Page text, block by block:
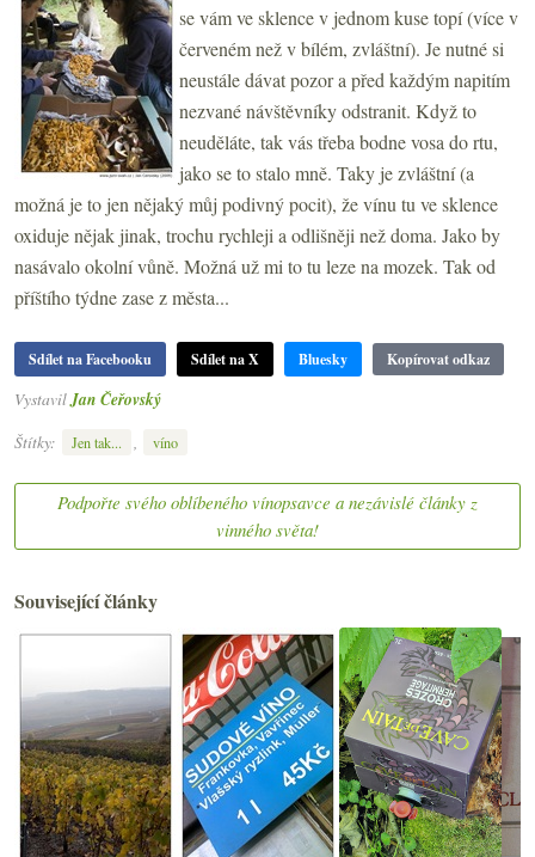
se vám ve sklence v jednom kuse topí (více v
červeném než v bílém, zvláštní). Je nutné si
neustále dávat pozor a před každým napitím
nezvané návštěvníky odstranit. Když to
neuděláte, tak vás třeba bodne vosa do rtu,
jako se to stalo mně. Taky je zvláštní (a
možná je to jen nějaký můj podivný pocit), že vínu tu ve sklence
oxiduje nějak jinak, trochu rychleji a odlišněji než doma. Jako by
nasávalo okolní vůně. Možná už mi to tu leze na mozek. Tak od
příštího týdne zase z města...
Sdílet na Facebooku Sdílet na X Bluesky Kopírovat odkaz
Vystavil Jan Čeřovský
Štítky:
Jen tak... , víno
Podpořte svého oblíbeného vínopsavce a nezávislé články z
vinného světa!
Související články